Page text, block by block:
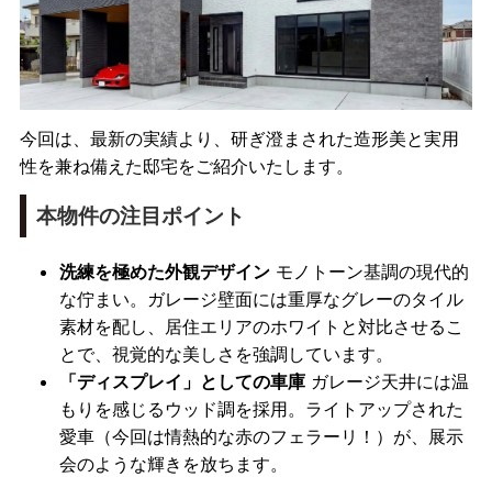
今回は、最新の実績より、研ぎ澄まされた造形美と実用
性を兼ね備えた邸宅をご紹介いたします。
本物件の注目ポイント
洗練を極めた外観デザインモノトーン基調の現代的
な佇まい。ガレージ壁面には重厚なグレーのタイル
素材を配し、居住エリアのホワイトと対比させるこ
とで、視覚的な美しさを強調しています。
「ディスプレイ」としての車庫ガレージ天井には温
もりを感じるウッド調を採用。ライトアップされた
愛車（今回は情熱的な赤のフェラーリ！）が、展示
会のような輝きを放ちます。